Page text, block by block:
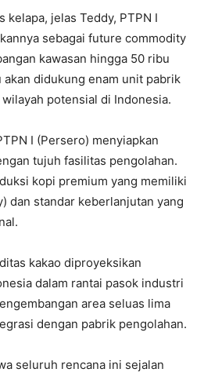
kelapa, jelas Teddy, PTPN I
sebagai future commodity
kawasan hingga 50 ribu
akan didukung enam unit pabrik
potensial di Indonesia.
I (Persero) menyiapkan
tujuh fasilitas pengolahan.
kopi premium yang memiliki
dan standar keberlanjutan yang
kakao diproyeksikan
dalam rantai pasok industri
area seluas lima
dengan pabrik pengolahan.
seluruh rencana ini sejalan